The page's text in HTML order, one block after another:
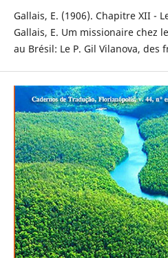
Gallais, E. (1906). Chapitre XII -
Gallais, E. Um missionaire chez
au Brésil: Le P. Gil Vilanova, des